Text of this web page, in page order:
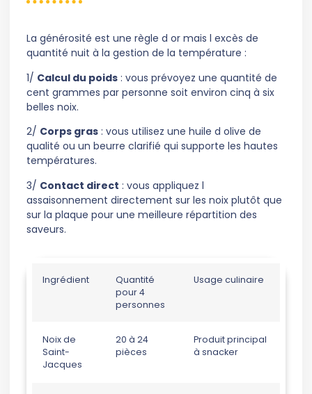
La générosité est une règle d or mais l excès de
quantité nuit à la gestion de la température :
1/ Calcul du poids : vous prévoyez une quantité de
cent grammes par personne soit environ cinq à six
belles noix.
2/ Corps gras : vous utilisez une huile d olive de
qualité ou un beurre clarifié qui supporte les hautes
températures.
3/ Contact direct : vous appliquez l
assaisonnement directement sur les noix plutôt que
sur la plaque pour une meilleure répartition des
saveurs.
Ingrédient
Quantité
pour 4
personnes
Usage culinaire
Noix de
Saint-
Jacques
20 à 24
pièces
Produit principal
à snacker